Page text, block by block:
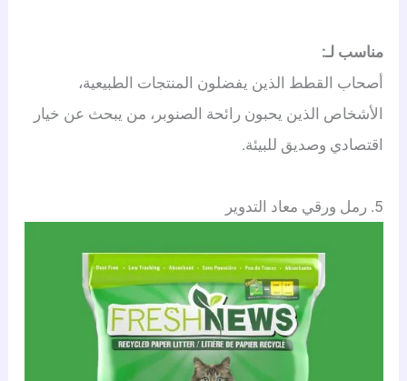
مناسب لـ:
أصحاب القطط الذين يفضلون المنتجات الطبيعية،
الأشخاص الذين يحبون رائحة الصنوبر، من يبحث عن خيار
اقتصادي وصديق للبيئة.